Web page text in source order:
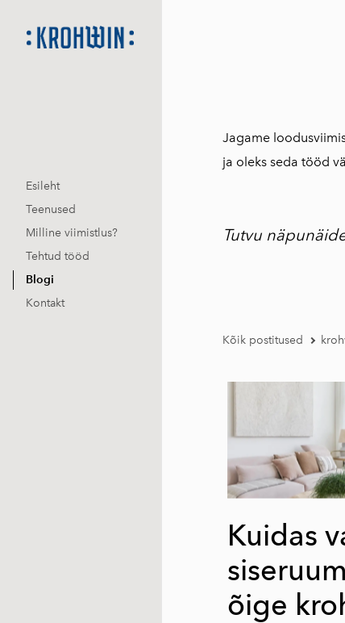
Esileht
Teenused
Milline viimistlus?
Tehtud tööd
Blogi
Kontakt
Jagame
ja oleks seda tööd
Tutvu
Kõik postitused
Kuidas
õige